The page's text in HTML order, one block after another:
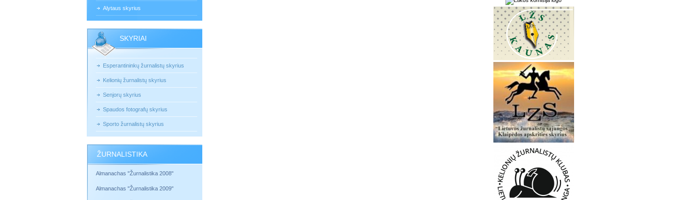
Alytaus skyrius
SKYRIAI
Esperantininkų žurnalistų skyrius
Kelionių žurnalistų skyrius
Senjorų skyrius
Spaudos fotografų skyrius
Sporto žurnalistų skyrius
ŽURNALISTIKA
Almanachas "Žurnalistika 2008"
Almanachas "Žurnalistika 2009"